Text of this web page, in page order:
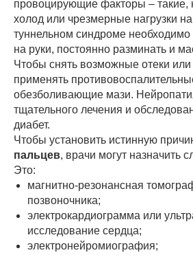
провоцирующие факторы – такие,
холод или чрезмерные нагрузки
туннельном синдроме необходимо
на руки, постоянно разминать и
Чтобы снять возможные отеки или
применять
обезболивающие мази.
тщательного лечения и
диабет.
Чтобы установить истинную
пальцев, врачи могут назначить
Это:
магнитно-резонансная
позвоночника;
электрокардиограмма или
исследование сердца;
электронейромиография;